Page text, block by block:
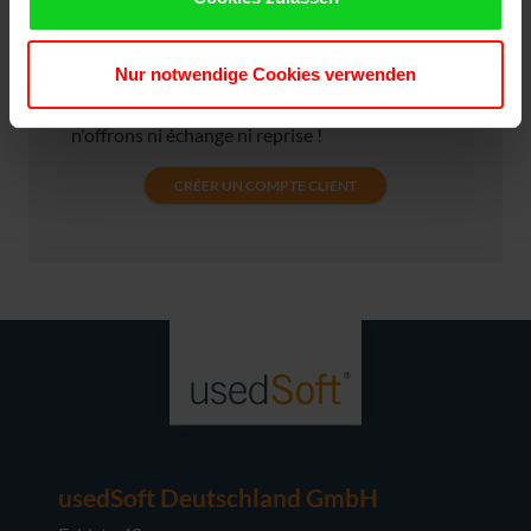
Nur notwendige Cookies verwenden
jours. Veuillez noter que la finalisation de votre
juridiquement valable et que, en tant
qu'entreprise exclusivement B2B, nous
n'offrons ni échange ni reprise !
CRÉER UN COMPTE CLIENT
usedSoft Deutschland GmbH